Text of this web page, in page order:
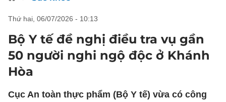
thứ hai, 06/07/2026 - 10:13
Bộ Y tế đề nghị điều tra vụ gần
50 người nghi ngộ độc ở Khánh
Hòa
Cục An toàn thực phẩm (Bộ Y tế) vừa có công